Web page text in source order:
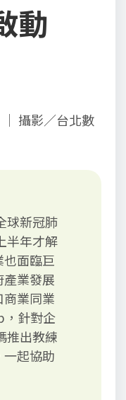
動
攝影／台北數
新冠肺
半年才解
面臨巨
業發展
業同業
，針對企
推出教練
起協助